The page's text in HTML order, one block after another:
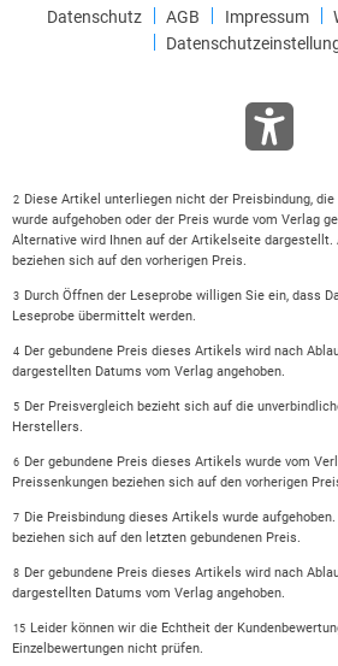
Datenschutz AGB Impressum
2
Diese Artikel unterliegen nicht der Preisbindung,
wurde aufgehoben oder der Preis wurde vom Verlag
Alternative wird Ihnen auf der Artikelseite dargestellt.
beziehen sich auf den vorherigen Preis.
3
Durch Öffnen der Leseprobe willigen Sie ein, dass
Leseprobe übermittelt werden.
4
Der gebundene Preis dieses Artikels wird nach
dargestellten Datums vom Verlag angehoben.
5
Der Preisvergleich bezieht sich auf die
Herstellers.
6
Der gebundene Preis dieses Artikels wurde vom
Preissenkungen beziehen sich auf den vorherigen
7
Die Preisbindung dieses Artikels wurde
beziehen sich auf den letzten gebundenen Preis.
8
Der gebundene Preis dieses Artikels wird nach
dargestellten Datums vom Verlag angehoben.
15
Leider können wir die Echtheit der
Einzelbewertungen nicht prüfen.